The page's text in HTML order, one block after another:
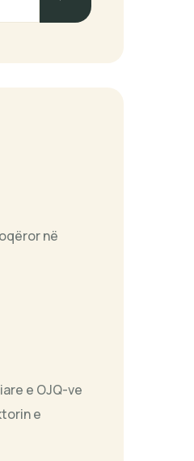
në
e OJQ-ve
e